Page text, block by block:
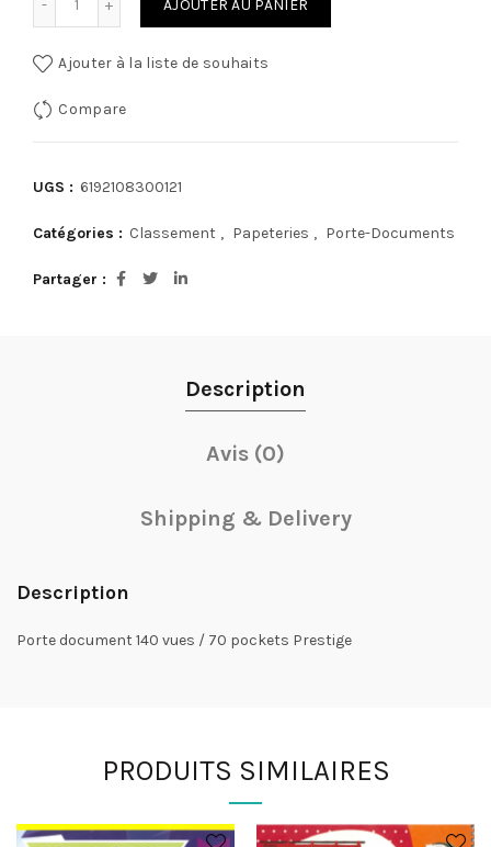
AJOUTER AU PANIER
Ajouter à la liste de souhaits
Compare
UGS : 6192108300121
Catégories : Classement , Papeteries , Porte-Documents
Partager
Description
Avis (0)
Shipping & Delivery
Description
Porte document 140 vues / 70 pockets Prestige
PRODUITS SIMILAIRES